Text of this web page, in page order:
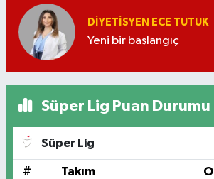
DIYETISYEN ECE TUTUK
Yeni bir başlangıç
Süper Lig Puan Durumu
Süper Lig
# Takım O